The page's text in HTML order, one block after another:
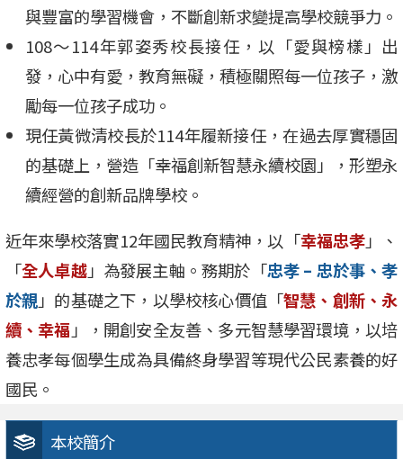
本校簡介
與豐富的學習機會，不斷創新求變提高學校競爭力。
108～114年郭姿秀校長接任，以「愛與榜樣」出
發，心中有愛，教育無礙，積極關照每一位孩子，激
勵每一位孩子成功。
現任黃微清校長於114年履新接任，在過去厚實穩固
的基礎上，營造「幸福創新智慧永續校園」，形塑永
續經營的創新品牌學校。
近年來學校落實12年國民教育精神，以「幸福忠孝」、
「全人卓越」為發展主軸。務期於「忠孝 – 忠於事、孝
於親」的基礎之下，以學校核心價值「智慧、創新、永
續、幸福 」，開創安全友善、多元智慧學習環境，以培
養忠孝每個學生成為具備終身學習等現代公民素養的好
國民。